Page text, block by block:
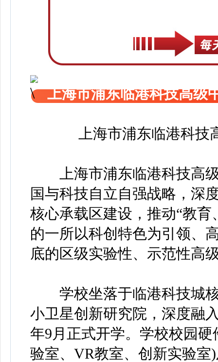
上海市浦东临港科技高级
上海市浦东临港科
上海市浦东临港科技高级
国与科技自立自强战略，深
核心承载区建设，推动“教
的一所以科创特色为引领、
底的区级实验性、示范性高
学校坐落于临港科技城核
小卫星创新研究院，深度融
年9月正式开学。学校校园
验室、VR教室、创新实验